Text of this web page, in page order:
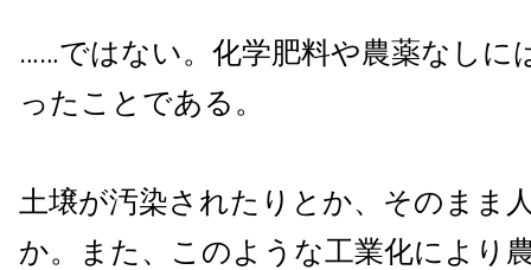
……ではない。化学肥料や農薬なしに
ったことである。
土壌が汚染されたりとか、そのまま
か。また、このような工業化により